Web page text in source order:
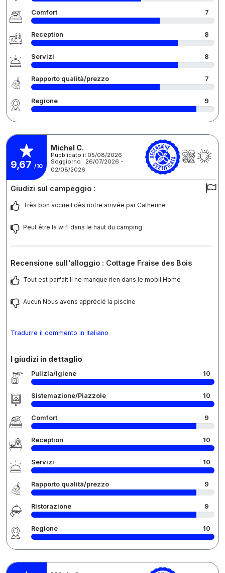
Comfort 7
Reception 8
Servizi 8
Rapporto qualità/prezzo 7
Regione 9
9,67 /10
Michel C.
Pubblicato il 05/08/2026
Soggiorno : 26/07/2026 -
02/08/2026
Giudizi sul campeggio :
Très bon accueil dès notre arrivée par Catherine
Peut être la wifi dans le haut du camping
Recensione sull'alloggio : Cottage Fraise des Bois
Tout est parfait Il ne manque rien dans le mobil Home
Aucun Nous avons apprécié la piscine
Tradurre il commento in Italiano
I giudizi in dettaglio
Pulizia/Igiene 10
Sistemazione/Piazzole 10
Comfort 9
Reception 10
Servizi 10
Rapporto qualità/prezzo 9
Ristorazione 9
Regione 10